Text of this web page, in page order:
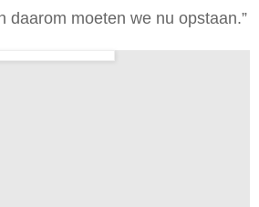
daarom moeten we nu opstaan.”